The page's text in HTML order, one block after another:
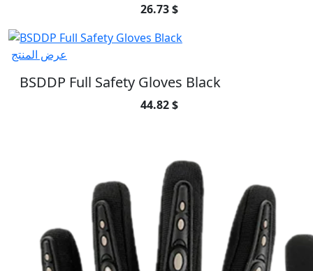
26.73 $
عرض المنتج
BSDDP Full Safety Gloves Black
44.82 $